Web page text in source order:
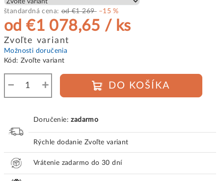
štandardná cena: od €1 269 –15 %
od€1 078,65 / ks
Jednotková
cena:
Zvoľte variant
Možnosti doručenia
Kód: Zvoľte variant
+
− DO KOŠÍKA
Doručenie:zadarmo
Rýchle dodanie Zvoľte variant
Vrátenie zadarmo do 30 dní